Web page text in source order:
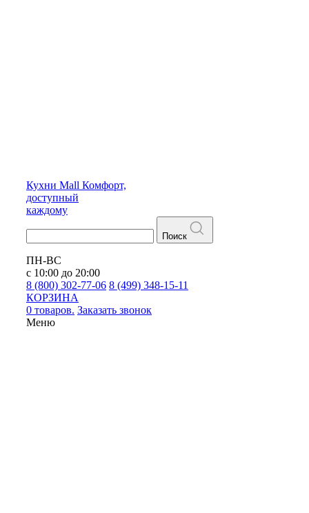
Кухни Mall Комфорт,
доступный
каждому
Поиск
ПН-ВС
с 10:00 до 20:00
8 (800) 302-77-06 8 (499) 348-15-11
КОРЗИНА
0 товаров. Заказать звонок
Меню